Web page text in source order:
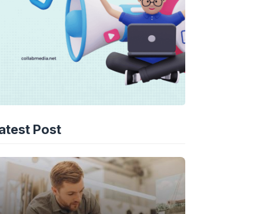
Post